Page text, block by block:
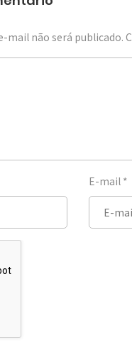
mail não será publicado.
E-mail *